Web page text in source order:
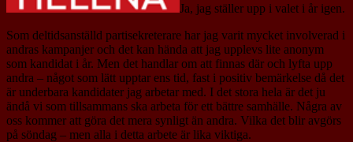
Ja, jag ställer upp i valet i år igen.
Som deltidsanställd partisekreterare har jag varit mycket involverad i
andras kampanjer och det kan hända att jag upplevs lite anonym
som kandidat i år. Men det handlar om att finnas där och lyfta upp
andra – något som lätt upptar ens tid, fast i positiv bemärkelse då det
är underbara kandidater jag arbetar med. I det stora hela är det ju
ändå vi som tillsammans ska arbeta för ett bättre samhälle. Några av
oss kommer att göra det mera synligt än andra. Vilka det blir avgörs
på söndag – men alla i detta arbete är lika viktiga.